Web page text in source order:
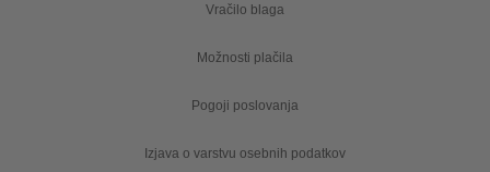
Vračilo blaga
Možnosti plačila
Pogoji poslovanja
Izjava o varstvu osebnih podatkov